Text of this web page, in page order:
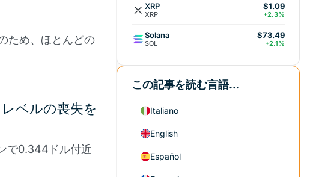
ため、ほとんどの
ベルの喪失を
で0.344ドル付近
XRP
XRP
$1.09
+2.3%
Solana
SOL
$73.49
+2.1%
この記事を読む言語...
Italiano
English
Español